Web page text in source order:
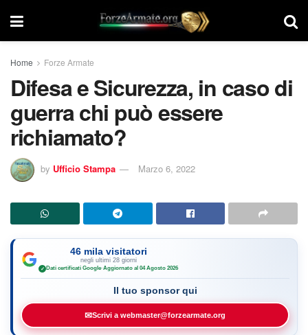
Home Forze Armate
Difesa e Sicurezza, in caso di
guerra chi può essere
richiamato?
by Ufficio Stampa Marzo 6, 2022
46 mila visitatori
negli ultimi 28 giorni
✓ Dati certificati Google·Aggiornato al 04 Agosto 2026
Il tuo sponsor qui
✉Scrivi a webmaster@forzearmate.org